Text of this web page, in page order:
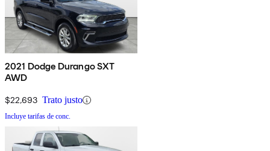
2021 Dodge Durango SXT
AWD
$22,693 Trato justo
Incluye tarifas de conc.